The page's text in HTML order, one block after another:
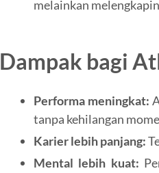
melainkan
Dampak bagi
Performa meningkat:
tanpa kehilangan
Karier lebih panjang:
Mental lebih kuat: